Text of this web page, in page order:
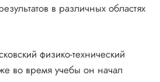
в различных областях
физико-технический
во время учебы он начал